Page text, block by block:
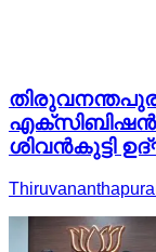
എക്സിബിഷൻ
ശിവൻകുട്ടി